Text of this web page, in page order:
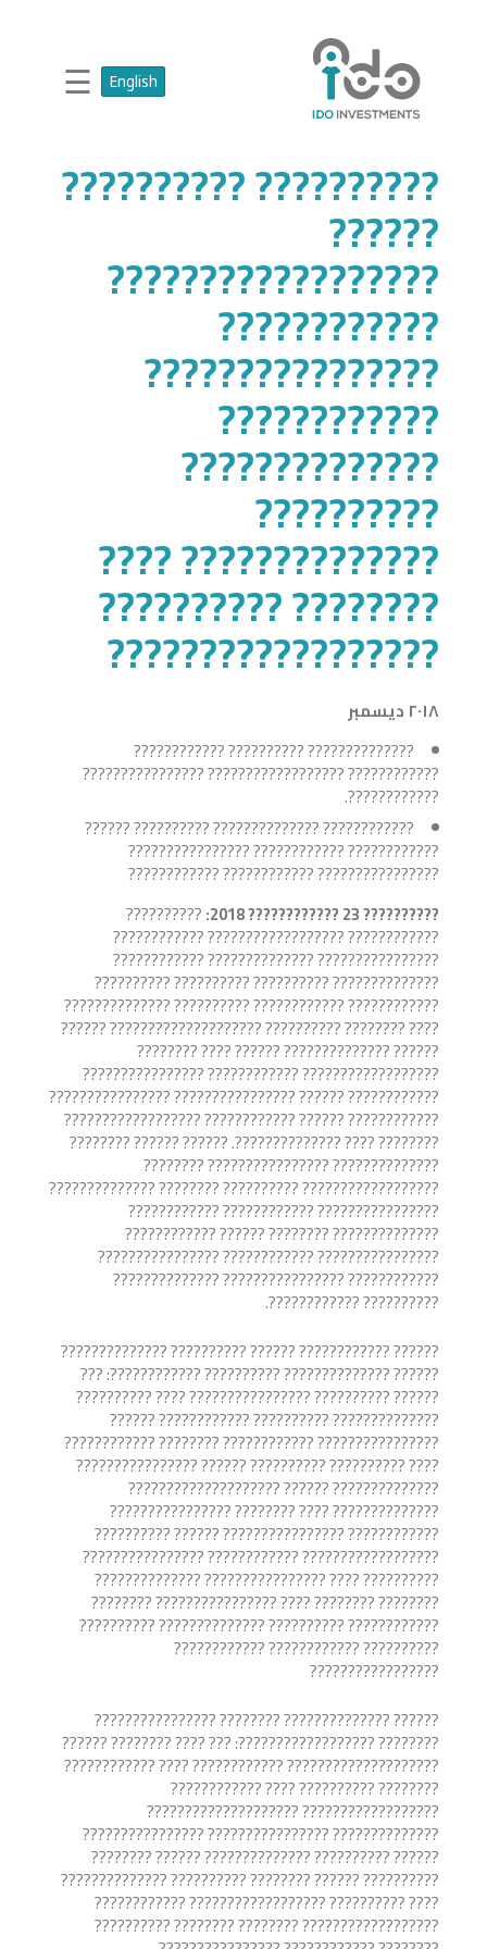
English
☰
?????????? ??????????
??????
??????????????????
????????????
????????????????
????????????
??????????????
??????????
?????????????? ????
???????? ??????????
??????????????????
٢٠١٨ ديسمبر
?????????????? ?????????? ????????????
???????????? ?????????????????? ????????????????
????????????.
???????????? ?????????????? ?????????? ??????
???????????? ???????????? ????????????????
???????????????? ???????????? ????????????
??????????
23
???????????? 2018:
??????????
???????????? ?????????????????? ????????????
???????????????? ?????????????? ????????????
?????????????? ?????????? ?????????? ??????????
???????????? ???????????? ?????????? ??????????????
???? ???????? ?????????? ???????????????????? ??????
?????? ?????????????? ?????? ???? ????????
?????????????????? ???????????? ????????????????
???????????? ?????? ???????????????? ????????????????
???????????? ?????? ???????????? ??????????????????
???????? ???? ??????????????. ?????? ?????? ????????
?????????????? ???????????????? ????????
?????????????????? ?????????? ???????? ??????????????
???????????????? ???????????? ????????????
?????????????? ???????? ?????? ????????????
???????????????? ???????????? ????????????????
???????????? ???????????????? ??????????????
?????????? ????????????.
?????? ???????????? ?????? ?????????? ??????????????
?????? ?????????????? ?????????? ????????????: ???
?????? ?????????? ???????????????? ???? ??????????
?????????????? ?????????? ???????????? ??????
???????????????? ???????????? ???????? ????????????
???? ?????????? ?????????? ?????? ????????????????
?????????????? ?????? ????????????????????
?????????????? ???? ???????? ????????????????
???????????? ???????????????? ?????? ??????????
?????????????????? ???????????? ????????????????
?????????? ???? ???????????????? ??????????????
???????? ???????? ???? ???????????????? ????????
???????????? ?????????? ?????????????? ??????????
?????????? ???????????? ????????????
?????????????????
?????? ?????????????? ???????? ????????????????
???????? ??????????????????: ??? ???? ???????? ??????
???????????????????? ???????????? ???? ????????????
???????? ?????????? ???? ????????????
?????????????????? ????????????????????
?????????????? ???????????????? ????????????????
?????? ?????????? ?????????????? ?????? ????????
?????????? ?????? ???????? ?????????? ??????????????
???? ?????????? ?????????????????? ????????????
?????????????????? ???????? ???????? ??????????